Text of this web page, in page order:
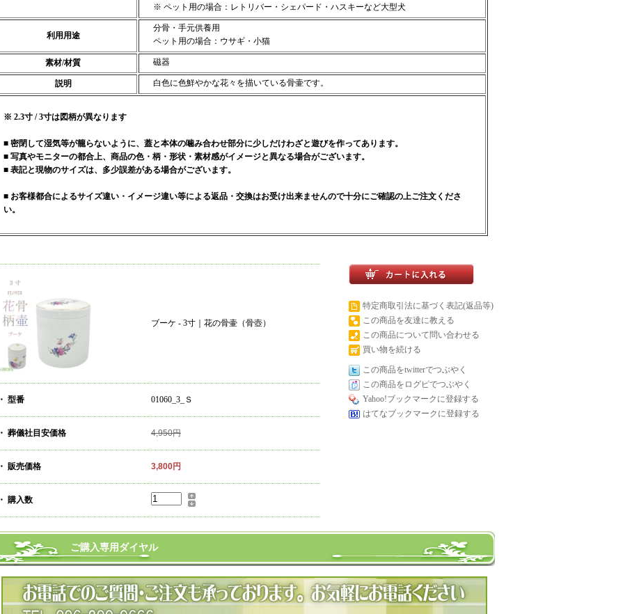
※ ペット用の場合：レトリバー・シェパード・ハスキーなど大型犬
利用用途
分骨・手元供養用
ペット用の場合：ウサギ・小猫
素材/材質 磁器
説明 白色に色鮮やかな花々を描いている骨壷です。
※ 2.3寸 / 3寸は図柄が異なります
■ 密閉して湿気等が籠らないように、蓋と本体の噛み合わせ部分に少しだけわざと遊びを作ってあります。
■ 写真やモニターの都合上、商品の色・柄・形状・素材感がイメージと異なる場合がございます。
■ 表記と現物のサイズは、多少誤差がある場合がございます。
■ お客様都合によるサイズ違い・イメージ違い等による返品・交換はお受け出来ませんので十分にご確認の上ご注文くださ
い。
ブーケ - 3寸｜花の骨壷（骨壺）
・ 型番 01060_3_Ｓ
・ 葬儀社目安価格 4,950円
・ 販売価格 3,800円
・ 購入数
特定商取引法に基づく表記(返品等)
この商品を友達に教える
この商品について問い合わせる
買い物を続ける
この商品をtwitterでつぶやく
この商品をログピでつぶやく
Yahoo!ブックマークに登録する
はてなブックマークに登録する
ご購入専用ダイヤル